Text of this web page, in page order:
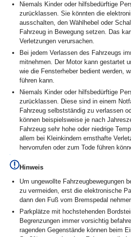
Niemals Kinder oder hilfsbedürftige
zurücklassen. Sie könnten die
ausschalten, den Wählhebel oder
Fahrzeug in Bewegung setzen. Das
Verletzungen verursachen.
Bei jedem Verlassen des Fahrzeugs
mitnehmen. Der Motor kann gestartet
wie die Fensterheber bedient werden,
führen kann.
Niemals Kinder oder hilfsbedürftige
zurücklassen. Diese sind in einem
Fahrzeug selbstständig zu verlassen
können beispielsweise je nach
Fahrzeug sehr hohe oder niedrige
allem bei Kleinkindern ernsthafte
hervorrufen oder zum Tode führen
Hinweis
Um ungewollte Fahrzeugbewegungen
zu vermeiden, erst die elektronische
dann den Fuß vom Bremspedal
Parkplätze mit hochstehenden
Begrenzungen immer vorsichtig
ragenden Gegenstände können beim